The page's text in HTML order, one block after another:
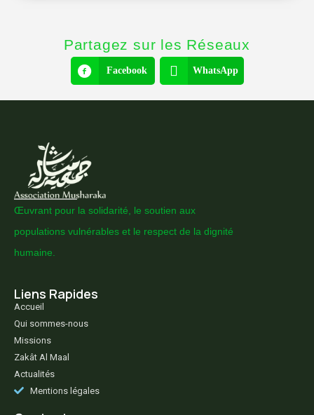
Partagez sur les Réseaux
Facebook WhatsApp
Œuvrant pour la solidarité, le soutien aux
populations vulnérables et le respect de la dignité
humaine.
Liens Rapides
Accueil
Qui sommes-nous
Missions
Zakât Al Maal
Actualités
Mentions légales